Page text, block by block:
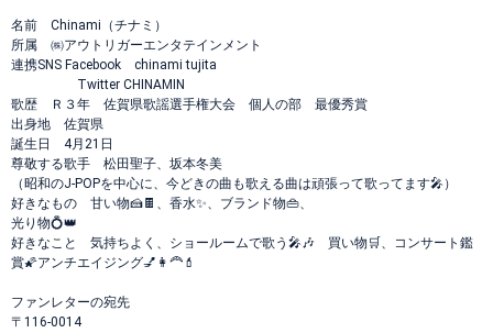
名前 Chinami（チナミ）
所属 ㈱アウトリガーエンタテインメント
連携SNS Facebook chinami tujita
Twitter CHINAMIN
歌歴 Ｒ３年 佐賀県歌謡選手権大会 個人の部 最優秀賞
出身地 佐賀県
誕生日 4月21日
尊敬する歌手 松田聖子、坂本冬美
（昭和のJ-POPを中心に、今どきの曲も歌える曲は頑張って歌ってます🎤）
好きなもの 甘い物🍰🍫、香水✨、ブランド物👜、
光り物💍👑
好きなこと 気持ちよく、ショールームで歌う🎤🎶 買い物🛒、コンサート鑑
賞🌠アンチエイジング💅👩‍🦰💄
ファンレターの宛先
〒116-0014